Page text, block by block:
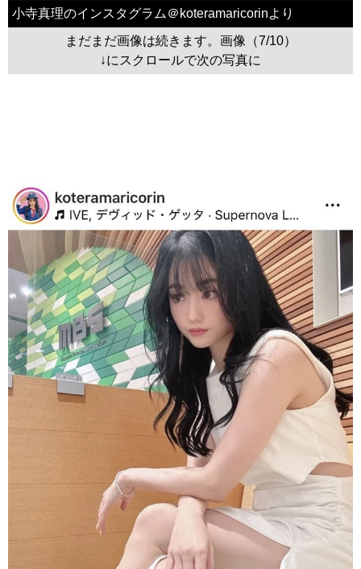
小寺真理のインスタグラム＠koteramaricorinより
まだまだ画像は続きます。画像（7/10）
↓にスクロールで次の写真に